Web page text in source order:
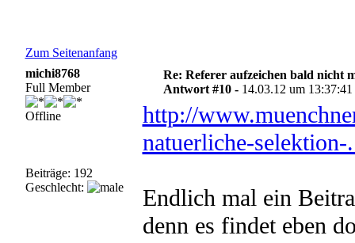
Zum Seitenanfang
michi8768
Full Member
Offline
Beiträge: 192
Geschlecht:
Re: Referer aufzeichen bald nicht
Antwort #10 - 14.03.12 um 13:37:41
http://
natuerliche-selektion-
Endlich mal ein
denn es findet eben